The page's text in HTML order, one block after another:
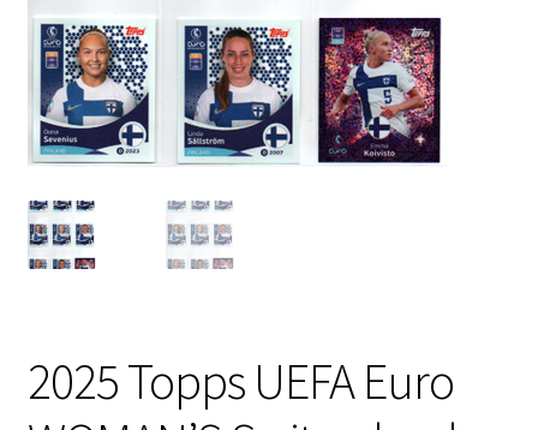
2025 Topps UEFA Euro